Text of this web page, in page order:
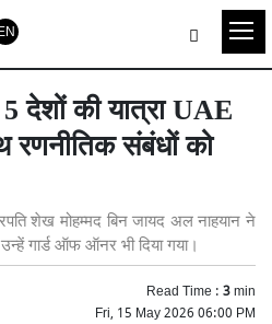
5 देशों की यात्रा UAE
संबंधों को
शेख मोहम्मद बिन जायद अल नाहयान ने
गार्ड ऑफ ऑनर भी दिया गया।
Read Time :3min
Fri, 15 May 2026 06:00 PM